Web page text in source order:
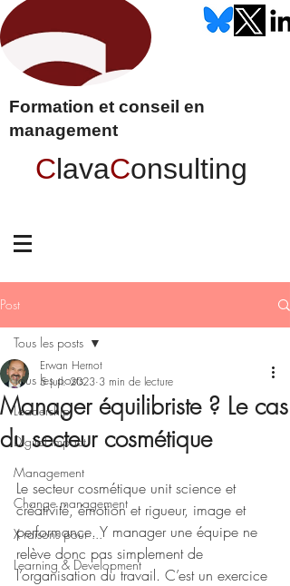
Formation et conseil en
management
ClavaConsulting
Post
Tous les posts
Leadership
Digital impact
Management
Change management
X raisons pour ...
Learning & Development
Tous les posts
Manager équilibriste ? Le cas
du secteur cosmétique
Erwan Hernot
5 juil. 2023 3 min de lecture
Le secteur cosmétique unit science et
créativité, émotion et rigueur, image et
performance. Y manager une équipe ne
relève donc pas simplement de
l’organisation du travail. C’est un exercice